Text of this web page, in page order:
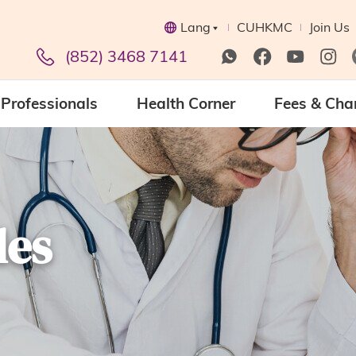
Lang
CUHKMC Join Us
(852) 3468 7141
Professionals Health Corner Fees &